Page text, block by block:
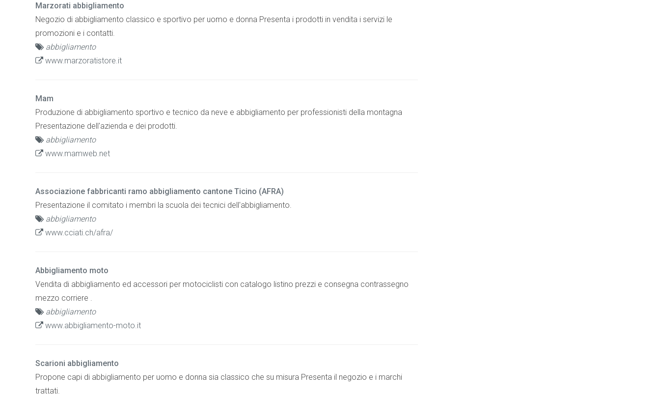
Marzorati abbigliamento
Negozio di abbigliamento classico e sportivo per uomo e donna Presenta i prodotti in vendita i servizi le
promozioni e i contatti.
abbigliamento
www.marzoratistore.it
Mam
Produzione di abbigliamento sportivo e tecnico da neve e abbigliamento per professionisti della montagna
Presentazione dell'azienda e dei prodotti.
abbigliamento
www.mamweb.net
Associazione fabbricanti ramo abbigliamento cantone Ticino (AFRA)
Presentazione il comitato i membri la scuola dei tecnici dell'abbigliamento.
abbigliamento
www.cciati.ch/afra/
Abbigliamento moto
Vendita di abbigliamento ed accessori per motociclisti con catalogo listino prezzi e consegna contrassegno
mezzo corriere .
abbigliamento
www.abbigliamento-moto.it
Scarioni abbigliamento
Propone capi di abbigliamento per uomo e donna sia classico che su misura Presenta il negozio e i marchi
trattati.